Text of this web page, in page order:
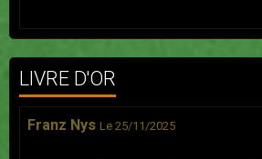
LIVRE D'OR
Franz Nys Le 25/11/2025